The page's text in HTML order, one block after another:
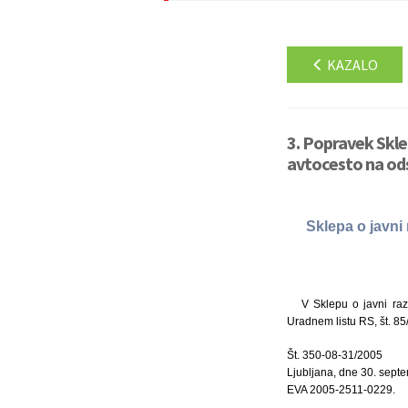
KAZALO
3. Popravek
avtocesto na
Sklepa o javni
V Sklepu o javni
Uradnem listu RS, št.
Št. 350-08-31/2005
Ljubljana, dne 30.
EVA 2005-2511-0229.